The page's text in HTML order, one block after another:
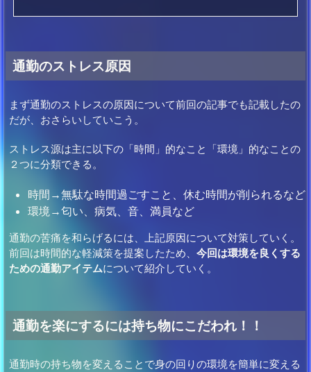
通勤のストレス原因
まず通勤のストレスの原因について前回の記事でも記載したの
だが、おさらいしていこう。
ストレス源は主に以下の「時間」的なこと「環境」的なことの
２つに分類できる。
時間→無駄な時間過ごすこと、休む時間が削られるなど
環境→匂い、病気、音、満員など
通勤の苦痛を和らげるには、上記原因について対策していく。
前回は時間的な軽減策を提案したため、 今回は環境を良くする
ための通勤アイテムについて紹介していく。
通勤を楽にするには持ち物にこだわれ！！
通勤時の持ち物を変えることで身の回りの環境を簡単に変える